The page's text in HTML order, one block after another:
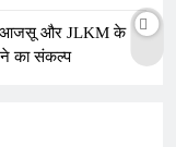
आजसू और JLKM के
का संकल्प